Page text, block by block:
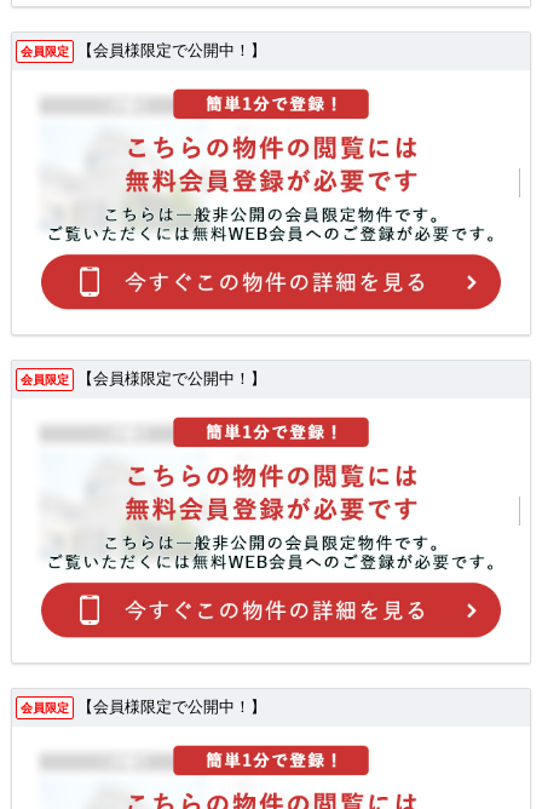
会員限定 【会員様限定で公開中！】
会員限定 【会員様限定で公開中！】
会員限定 【会員様限定で公開中！】